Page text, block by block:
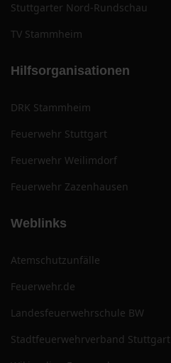
Stuttgarter Nord-Rundschau
TV Stammheim
Hilfsorganisationen
DRK Stammheim
Feuerwehr Stuttgart
Feuerwehr Weilimdorf
Feuerwehr Zazenhausen
Weblinks
Atemschutzunfälle
Feuerwehr.de
Landesfeuerwehrschule BW
Stadtfeuerwehrverband Stuttgart